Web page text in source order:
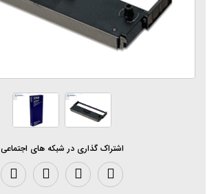
اشتراک گذاری در شبکه های اجتماعی